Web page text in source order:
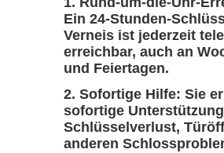
Ein 24-Stunden-
Verneis ist jederzeit
erreichbar, auch an
und Feiertagen.
Sofortige Hilfe: Sie
sofortige
Schlüsselverlust,
anderen